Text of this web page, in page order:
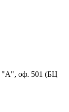
"А", оф. 501 (БЦ